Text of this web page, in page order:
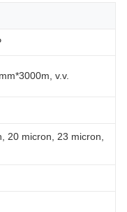
v.v.
20 micron, 23 micron,